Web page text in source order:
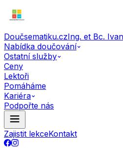
Doučsematiku.czIng. et Bc.
Nabídka doučování
Ostatní služby
Ceny
Lektoři
Pomáháme
Kariéra
Podpořte nás
Zajistit lekceKontakt